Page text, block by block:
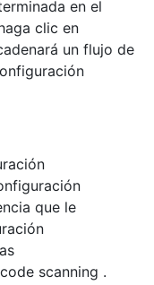
en el
clic en
un flujo de
que le
scanning .